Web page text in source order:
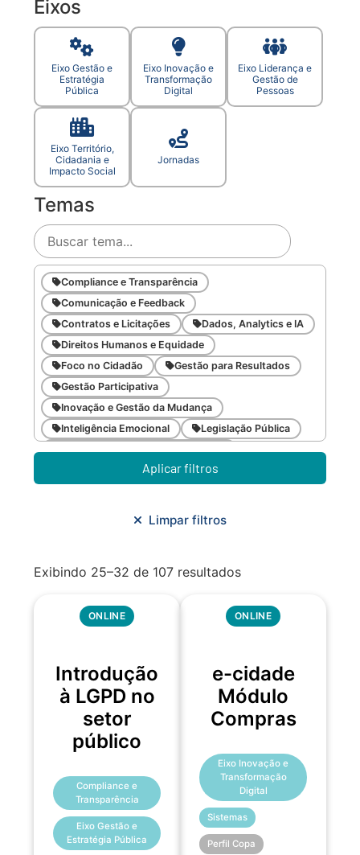
Eixos
Eixo Gestão e
Estratégia
Pública
Eixo Inovação e
Transformação
Digital
Eixo Liderança e
Gestão de
Pessoas
Eixo Território,
Cidadania e
Impacto Social
Jornadas
Temas
Compliance e Transparência
Comunicação e Feedback
Contratos e Licitações
Dados, Analytics e IA
Direitos Humanos e Equidade
Foco no Cidadão
Gestão para Resultados
Gestão Participativa
Inovação e Gestão da Mudança
Inteligência Emocional
Legislação Pública
Meio Ambiente e Sustentabilidade
Metodologias Ágeis
Orçamento e Finanças
Planejamento Urbano/Mobilidade
Aplicar filtros
Limpar filtros
Exibindo 25–32 de 107 resultados
ONLINE
Introdução
à LGPD no
setor
público
Compliance e
Transparência
Eixo Gestão e
Estratégia Pública
ONLINE
e-cidade
Módulo
Compras
Eixo Inovação e
Transformação
Digital
Sistemas
Perfil Copa